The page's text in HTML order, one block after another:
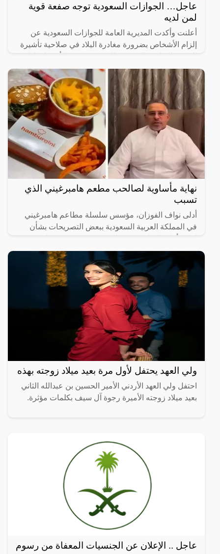
عاجل… الجوازات السعودية توجه صفعة قوية
لمن لديه
أعلنت وأكدت المديرية العامة للجوازات السعودية عن
إلزام الأشخاص بضرورة مغادرة البلاد في صلاحية تأشيرة
60
نهاية مأساوية لصالحب مطعم هامبرغيني الذي
تسبب
أدلى نواف الفوزان، مؤسس سلسلة مطاعم هامبرغيني
في المملكة العربية السعودية ببعض التصريحات بشأن
تسمم 50 شخص شخص
ولي العهد يحتفل لأول مرة بعيد ميلاد زوجته بهذه
احتفل ولي العهد الأردني الأمير الحسين بن عبدالله الثاني
بعيد ميلاد زوجته الأميرة رجوة آل سيف بكلمات مؤثرة.
عاجل .. الإعلان عن الجنسيات المعفاة من رسوم